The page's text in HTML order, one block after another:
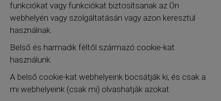
funkciókat vagy funkciókat biztosítsanak az Ön
webhelyén vagy szolgáltatásán vagy azon keresztül
használnak.
Belső és harmadik féltől származó cookie-kat
használunk.
A belső cookie-kat webhelyeink bocsátják ki, és csak a
mi webhelyeink (csak mi) olvashatják azokat.